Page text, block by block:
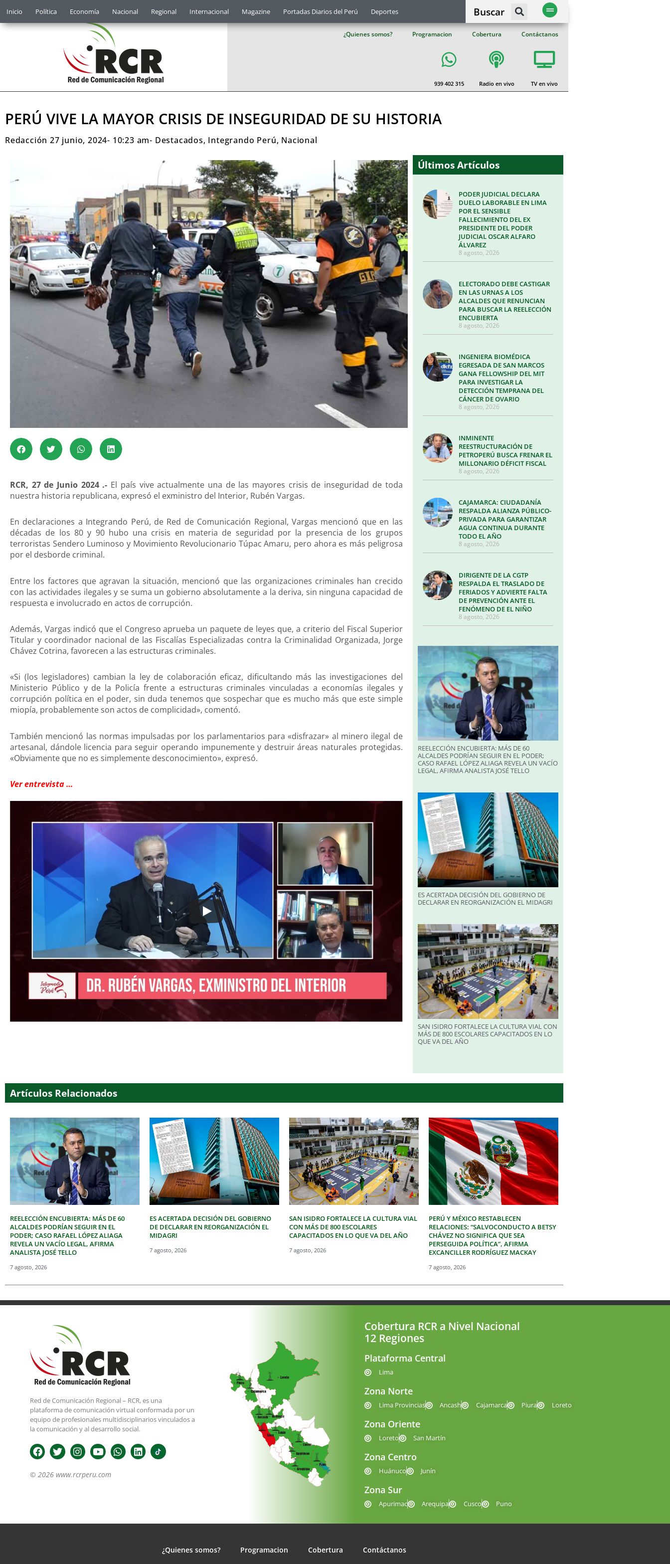
Inicio Política Economía Nacional Regional Internacional Magazine Portadas Diarios del Perú Deportes Buscar
¿Quienes somos? Programacion Cobertura Contáctanos
939 402 315 Radio en vivo TV en vivo
PERÚ VIVE LA MAYOR CRISIS DE INSEGURIDAD DE SU HISTORIA
Redacción 27 junio, 2024- 10:23 am- Destacados, Integrando Perú, Nacional
RCR, 27 de Junio 2024 .- El país vive actualmente una de las mayores crisis de inseguridad de toda
nuestra historia republicana, expresó el exministro del Interior, Rubén Vargas.
En declaraciones a Integrando Perú, de Red de Comunicación Regional, Vargas mencionó que en las
décadas de los 80 y 90 hubo una crisis en materia de seguridad por la presencia de los grupos
terroristas Sendero Luminoso y Movimiento Revolucionario Túpac Amaru, pero ahora es más peligrosa
por el desborde criminal.
Entre los factores que agravan la situación, mencionó que las organizaciones criminales han crecido
con las actividades ilegales y se suma un gobierno absolutamente a la deriva, sin ninguna capacidad de
respuesta e involucrado en actos de corrupción.
Además, Vargas indicó que el Congreso aprueba un paquete de leyes que, a criterio del Fiscal Superior
Titular y coordinador nacional de las Fiscalías Especializadas contra la Criminalidad Organizada, Jorge
Chávez Cotrina, favorecen a las estructuras criminales.
«Si (los legisladores) cambian la ley de colaboración eficaz, dificultando más las investigaciones del
Ministerio Público y de la Policía frente a estructuras criminales vinculadas a economías ilegales y
corrupción política en el poder, sin duda tenemos que sospechar que es mucho más que este simple
miopía, probablemente son actos de complicidad», comentó.
También mencionó las normas impulsadas por los parlamentarios para «disfrazar» al minero ilegal de
artesanal, dándole licencia para seguir operando impunemente y destruir áreas naturales protegidas.
«Obviamente que no es simplemente desconocimiento», expresó.
Ver entrevista …
Últimos Artículos
PODER JUDICIAL DECLARA
DUELO LABORABLE EN LIMA
POR EL SENSIBLE
FALLECIMIENTO DEL EX
PRESIDENTE DEL PODER
JUDICIAL OSCAR ALFARO
ÁLVAREZ
8 agosto, 2026
ELECTORADO DEBE CASTIGAR
EN LAS URNAS A LOS
ALCALDES QUE RENUNCIAN
PARA BUSCAR LA REELECCIÓN
ENCUBIERTA
8 agosto, 2026
INGENIERA BIOMÉDICA
EGRESADA DE SAN MARCOS
GANA FELLOWSHIP DEL MIT
PARA INVESTIGAR LA
DETECCIÓN TEMPRANA DEL
CÁNCER DE OVARIO
8 agosto, 2026
INMINENTE
REESTRUCTURACIÓN DE
PETROPERÚ BUSCA FRENAR EL
MILLONARIO DÉFICIT FISCAL
8 agosto, 2026
CAJAMARCA: CIUDADANÍA
RESPALDA ALIANZA PÚBLICO-
PRIVADA PARA GARANTIZAR
AGUA CONTINUA DURANTE
TODO EL AÑO
8 agosto, 2026
DIRIGENTE DE LA CGTP
RESPALDA EL TRASLADO DE
FERIADOS Y ADVIERTE FALTA
DE PREVENCIÓN ANTE EL
FENÓMENO DE EL NIÑO
8 agosto, 2026
REELECCIÓN ENCUBIERTA: MÁS DE 60
ALCALDES PODRÍAN SEGUIR EN EL PODER;
CASO RAFAEL LÓPEZ ALIAGA REVELA UN VACÍO
LEGAL, AFIRMA ANALISTA JOSÉ TELLO
ES ACERTADA DECISIÓN DEL GOBIERNO DE
DECLARAR EN REORGANIZACIÓN EL MIDAGRI
SAN ISIDRO FORTALECE LA CULTURA VIAL CON
MÁS DE 800 ESCOLARES CAPACITADOS EN LO
QUE VA DEL AÑO
Artículos Relacionados
REELECCIÓN ENCUBIERTA: MÁS DE 60
ALCALDES PODRÍAN SEGUIR EN EL
PODER; CASO RAFAEL LÓPEZ ALIAGA
REVELA UN VACÍO LEGAL, AFIRMA
ANALISTA JOSÉ TELLO
7 agosto, 2026
ES ACERTADA DECISIÓN DEL GOBIERNO
DE DECLARAR EN REORGANIZACIÓN EL
MIDAGRI
7 agosto, 2026
SAN ISIDRO FORTALECE LA CULTURA VIAL
CON MÁS DE 800 ESCOLARES
CAPACITADOS EN LO QUE VA DEL AÑO
7 agosto, 2026
PERÚ Y MÉXICO RESTABLECEN
RELACIONES: “SALVOCONDUCTO A BETSY
CHÁVEZ NO SIGNIFICA QUE SEA
PERSEGUIDA POLÍTICA”, AFIRMA
EXCANCILLER RODRÍGUEZ MACKAY
7 agosto, 2026
Red de Comunicación Regional – RCR, es una
plataforma de comunicación virtual conformada por un
equipo de profesionales multidisciplinarios vinculados a
la comunicación y al desarrollo social.
© 2026 www.rcrperu.com
Cobertura RCR a Nivel Nacional
12 Regiones
Plataforma Central
Lima
Zona Norte
Lima Provincias Ancash Cajamarca Piura Loreto
Zona Oriente
Loreto San Martín
Zona Centro
Huánuco Junín
Zona Sur
Apurimac Arequipa Cusco Puno
¿Quienes somos? Programacion Cobertura Contáctanos